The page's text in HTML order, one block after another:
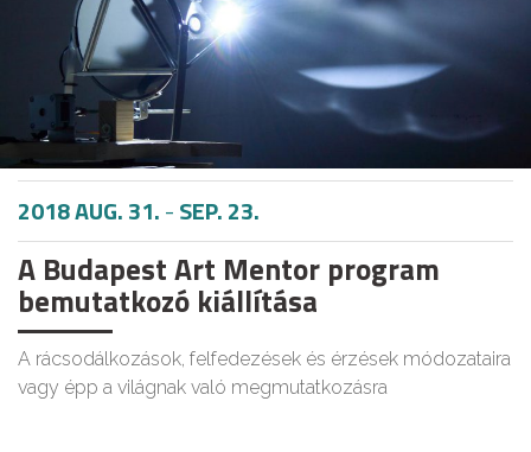
2018 AUG. 31.-SEP. 23.
A Budapest Art Mentor program
bemutatkozó kiállítása
A rácsodálkozások, felfedezések és érzések módozataira
vagy épp a világnak való megmutatkozásra